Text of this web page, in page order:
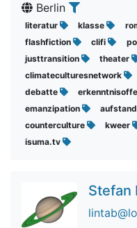
Berlin
literatur klasse
flashfiction
clifi
justtransition
theater
climateculturesnetwork
debatte
emanzipation
counterculture
kweer
isuma.tv
Stefan